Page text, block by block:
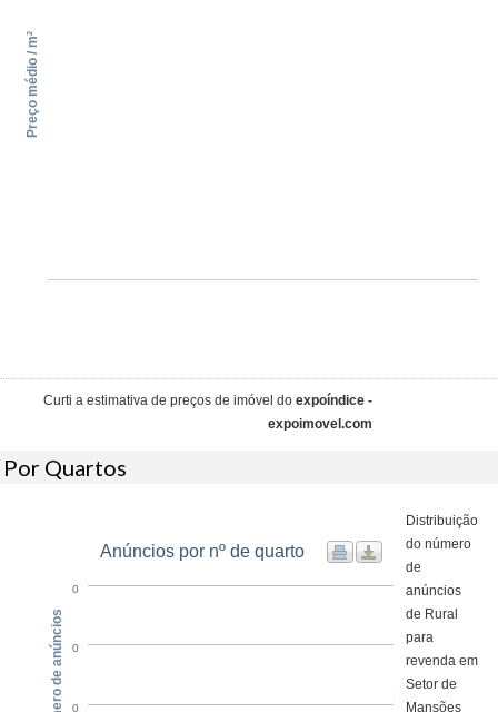
Preço médio / m²
Curti a estimativa de preços de imóvel do expoíndice -
expoimovel.com
Por Quartos
Anúncios por nº de quarto
0
0
0
Número de anúncios
Distribuição
do número
de
anúncios
de Rural
para
revenda em
Setor de
Mansões